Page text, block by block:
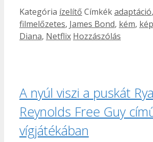
Kategória ízelítő Címkékadaptáció,
filmelőzetes, James Bond, kém,
Diana, Netflix Hozzászólás
A nyúl viszi a puskát
Reynolds Free Guy
vígjátékában